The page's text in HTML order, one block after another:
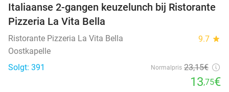
41%
Italiaanse 2-gangen keuzelunch bij Ristorante
Pizzeria La Vita Bella
Ristorante Pizzeria La Vita Bella 9.7 star
Oostkapelle
Solgt: 391
Normalpris 23,15€
13,75€